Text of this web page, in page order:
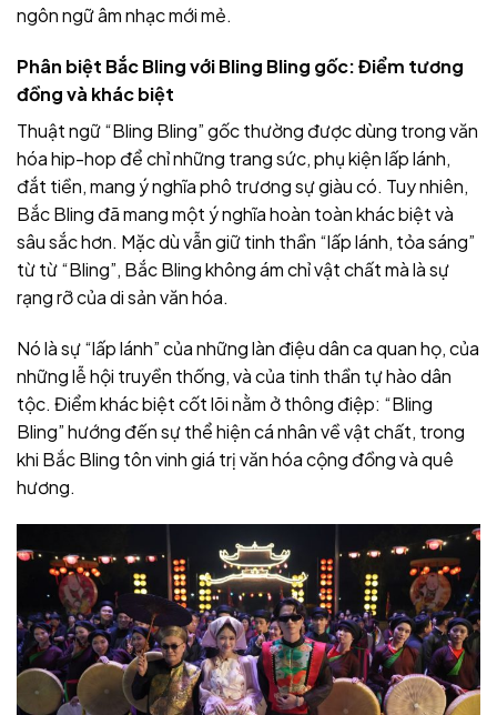
ngôn ngữ âm nhạc mới mẻ.
Phân biệt Bắc Bling với Bling Bling gốc: Điểm tương
đồng và khác biệt
Thuật ngữ “Bling Bling” gốc thường được dùng trong văn
hóa hip-hop để chỉ những trang sức, phụ kiện lấp lánh,
đắt tiền, mang ý nghĩa phô trương sự giàu có. Tuy nhiên,
Bắc Bling đã mang một ý nghĩa hoàn toàn khác biệt và
sâu sắc hơn. Mặc dù vẫn giữ tinh thần “lấp lánh, tỏa sáng”
từ từ “Bling”, Bắc Bling không ám chỉ vật chất mà là sự
rạng rỡ của di sản văn hóa.
Nó là sự “lấp lánh” của những làn điệu dân ca quan họ, của
những lễ hội truyền thống, và của tinh thần tự hào dân
tộc. Điểm khác biệt cốt lõi nằm ở thông điệp: “Bling
Bling” hướng đến sự thể hiện cá nhân về vật chất, trong
khi Bắc Bling tôn vinh giá trị văn hóa cộng đồng và quê
hương.